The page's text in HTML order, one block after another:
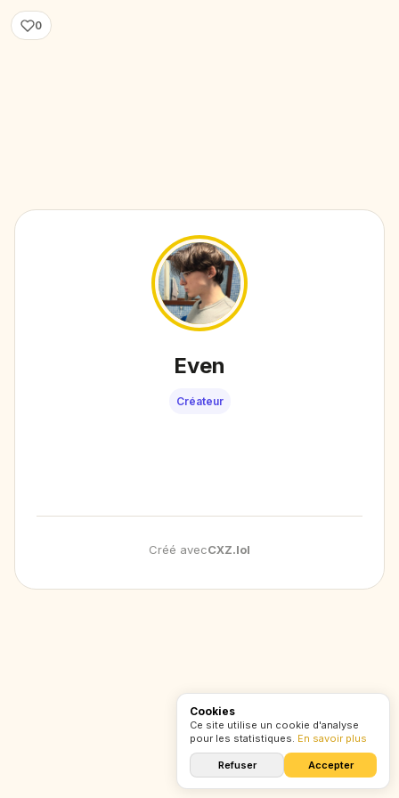
0
Even
Créateur
Créé avecCXZ.lol
Cookies
Ce site utilise un cookie d'analyse
pour les statistiques. En savoir plus
Refuser Accepter